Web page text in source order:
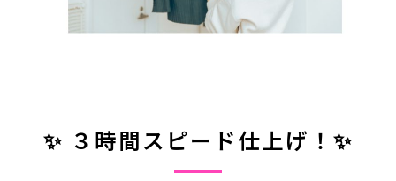
✨ ３時間スピード仕上げ！✨